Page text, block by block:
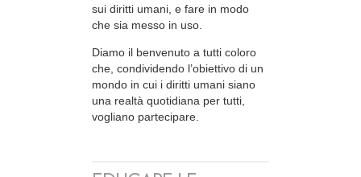
sui diritti umani, e fare in modo
che sia messo in uso.
Diamo il benvenuto a tutti coloro
che, condividendo l’obiettivo di un
mondo in cui i diritti umani siano
una realtà quotidiana per tutti,
vogliano partecipare.